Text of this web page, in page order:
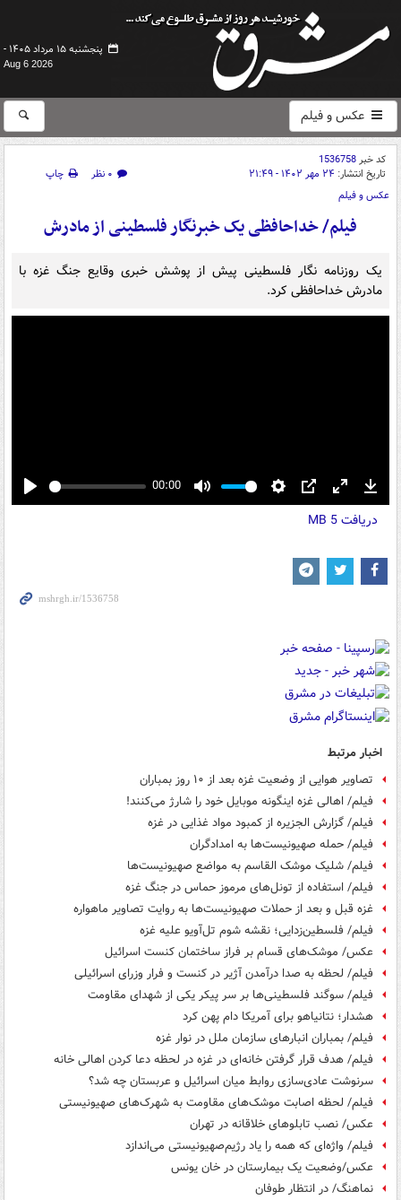
پنجشنبه ۱۵ مرداد ۱۴۰۵ -
Aug 6 2026
عکس و فیلم
کد خبر1536758
تاریخ انتشار: ۲۴ مهر ۱۴۰۲ - ۲۱:۴۹ ۰ نظر
چاپ
عکس و فیلم
فیلم/ خداحافظی یک خبرنگار فلسطینی از مادرش
یک روزنامه نگار فلسطینی پیش از پوشش خبری وقایع جنگ غزه با
مادرش خداحافظی کرد.
Play
00:00
Mute Settings
PIP Enter
fullscreen
دریافت5 MB
اخبار مرتبط
تصاویر هوایی از وضعیت غزه بعد از ۱۰ روز بمباران
فیلم/ اهالی غزه اینگونه موبایل خود را شارژ می‌کنند!
فیلم/ گزارش الجزیره از کمبود مواد غذایی در غزه
فیلم/ حمله صهیونیست‌ها به امدادگران
فیلم/ شلیک موشک القاسم به مواضع صهیونیست‌ها
فیلم/ استفاده از تونل‌های مرموز حماس در جنگ غزه
غزه قبل و بعد از حملات صهیونیست‌ها به روایت تصاویر ماهواره‌
فیلم/ فلسطین‌زدایی؛ نقشه شوم تل‌آویو علیه غزه
عکس/ موشک‌های قسام بر فراز ساختمان کنست اسرائیل
فیلم/ لحظه به صدا درآمدن آژیر در کنست و فرار وزرای اسرائیلی
فیلم/ سوگند فلسطینی‌ها بر سر پیکر یکی از شهدای مقاومت
هشدار؛ نتانیاهو برای آمریکا دام پهن کرد
فیلم/ بمباران انبارهای سازمان ملل در نوار غزه
فیلم/ هدف قرار گرفتن خانه‌ای در غزه در لحظه دعا کردن اهالی خانه
سرنوشت عادی‌سازی روابط میان اسرائیل و عربستان چه شد؟
فیلم/ لحظه اصابت موشک‌های مقاومت به شهرک‌های صهیونیستی
عکس/ نصب تابلوهای خلاقانه در تهران
فیلم/ واژه‌ای که همه را یاد رژیم‌صهیونیستی می‌اندازد
عکس/وضعیت یک بیمارستان در خان یونس
نماهنگ/ در انتظار طوفان